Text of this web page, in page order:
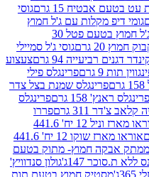
15 גרם
גוסי
עם ג'ל חמוץ
גומי דיפ מקלות עם ג'ל חמוץ בטעם פטל 30
גוסי ג'ל סמיילי
94 גרם
צעצוע
פרינגלס פילי
שמנת בצל צדר
פרינגלס
פררו
אוראו מארז וניל 12 יח' 441.6
אוראו מארז שוקו 12 יח' 441.6
מתוק בטעם
גולון סנדוויץ'
חמוץ בטעם תות